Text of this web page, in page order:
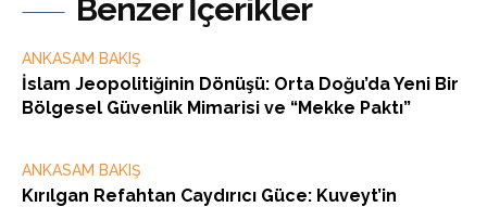
Benzer İçerikler
ANKASAM BAKIŞ
İslam Jeopolitiğinin Dönüşü: Orta Doğu’da Yeni Bir
Bölgesel Güvenlik Mimarisi ve “Mekke Paktı”
ANKASAM BAKIŞ
Kırılgan Refahtan Caydırıcı Güce: Kuveyt’in